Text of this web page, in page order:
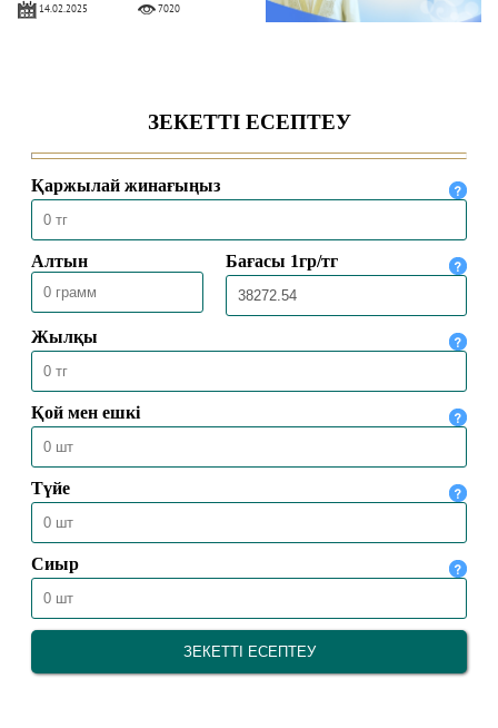
14.02.2025 7020
05.02.2025 6515
ДӘСТҮРЛІ ТӘРБИЕ – БЕРЕКЕЛІ
ҮЙДІҢ ІРГЕТАСЫ
03.02.2025